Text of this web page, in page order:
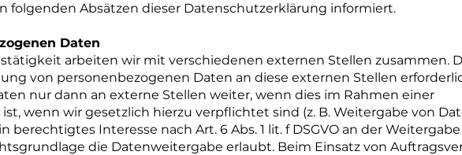
folgenden Absätzen dieser Datenschutzerklärung informiert.
Daten
arbeiten wir mit verschiedenen externen Stellen zusammen.
von personenbezogenen Daten an diese externen Stellen
nur dann an externe Stellen weiter, wenn dies im Rahmen einer
wenn wir gesetzlich hierzu verpflichtet sind (z. B. Weitergabe von
berechtigtes Interesse nach Art. 6 Abs. 1 lit. f DSGVO an der
die Datenweitergabe erlaubt. Beim Einsatz von